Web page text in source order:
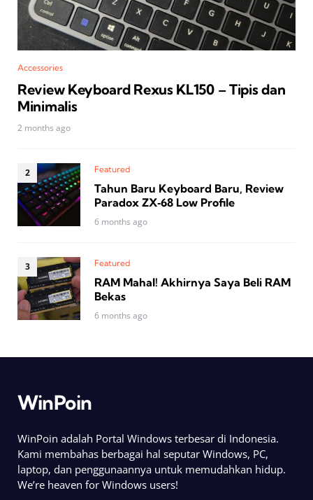
Accessories
Review Keyboard Rexus KL150 – Tipis dan
Minimalis
2 months ago
Featured
Tahun Baru Keyboard Baru, Review
Paradox ZX‑68 Low Profile
6 months ago
Featured
RAM Mahal! Akhirnya Saya Beli RAM
Bekas
6 months ago
WinPoin
WinPoin adalah Portal Windows terbesar di Indonesia.
Kami membahas berbagai hal seputar Windows, PC,
laptop, dan penggunaannya untuk memudahkan hidup.
We’re heaven for Windows users!